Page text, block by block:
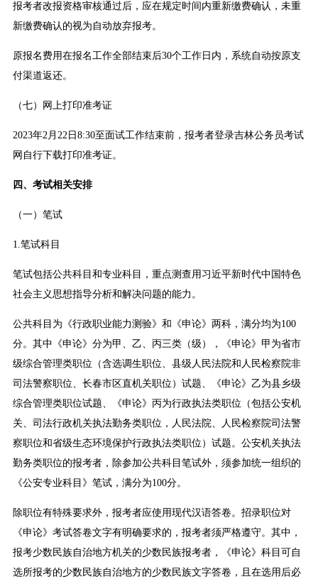
报考者改报资格审核通过后，应在规定时间内重新缴费确认，未重
新缴费确认的视为自动放弃报考。
原报名费用在报名工作全部结束后30个工作日内，系统自动按原支
付渠道返还。
（七）网上打印准考证
2023年2月22日8:30至面试工作结束前，报考者登录吉林公务员考试
网自行下载打印准考证。
四、考试相关安排
（一）笔试
1.笔试科目
笔试包括公共科目和专业科目，重点测查用习近平新时代中国特色
社会主义思想指导分析和解决问题的能力。
公共科目为《行政职业能力测验》和《申论》两科，满分均为100
分。其中《申论》分为甲、乙、丙三类（级），《申论》甲为省市
级综合管理类职位（含选调生职位、县级人民法院和人民检察院非
司法警察职位、长春市区直机关职位）试题、《申论》乙为县乡级
综合管理类职位试题、《申论》丙为行政执法类职位（包括公安机
关、司法行政机关执法勤务类职位，人民法院、人民检察院司法警
察职位和省级生态环境保护行政执法类职位）试题。公安机关执法
勤务类职位的报考者，除参加公共科目笔试外，须参加统一组织的
《公安专业科目》笔试，满分为100分。
除职位有特殊要求外，报考者应使用现代汉语答卷。招录职位对
《申论》考试答卷文字有明确要求的，报考者须严格遵守。其中，
报考少数民族自治地方机关的少数民族报考者，《申论》科目可自
选所报考的少数民族自治地方的少数民族文字答卷，且在选用后必